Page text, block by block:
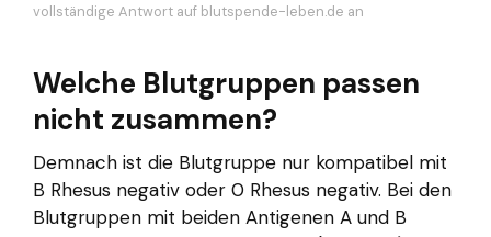
vollständige Antwort auf blutspende-leben.de an
Welche Blutgruppen passen
nicht zusammen?
Demnach ist die Blutgruppe nur kompatibel mit
B Rhesus negativ oder 0 Rhesus negativ. Bei den
Blutgruppen mit beiden Antigenen A und B